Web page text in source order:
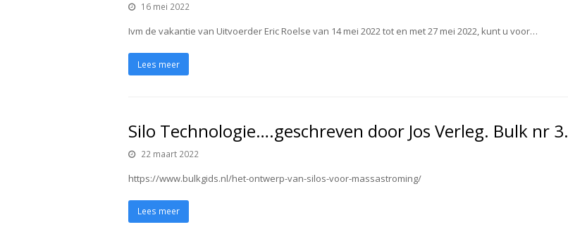
16 mei 2022
Ivm de vakantie van Uitvoerder Eric Roelse van 14 mei 2022 tot en met 27 mei 2022, kunt u voor…
Lees meer
Silo Technologie….geschreven door Jos Verleg. Bulk nr 3.
22 maart 2022
https://www.bulkgids.nl/het-ontwerp-van-silos-voor-massastroming/
Lees meer